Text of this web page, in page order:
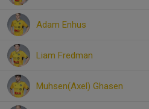
Adam Enhus
Liam Fredman
Muhsen(Axel) Ghasen